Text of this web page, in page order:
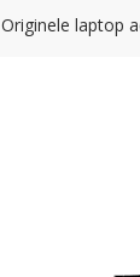
Originele laptop